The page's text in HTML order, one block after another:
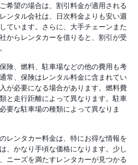
希望の場合は、割引料金が適用される
ンタル会社は、日次料金よりも安い週
ています。さらに、大手チェーンまた
からレンタカーを借りると、割引が受
険、燃料、駐車場などの他の費用も考
常、保険はレンタル料金に含まれてい
が必要になる場合があります。燃料費
と走行距離によって異なります。駐車
要な駐車場の種類によって異なりま
レンタカー料金は、特にお得な情報を
、かなり手頃な価格になります。少し
ニーズを満たすレンタカーが見つかる